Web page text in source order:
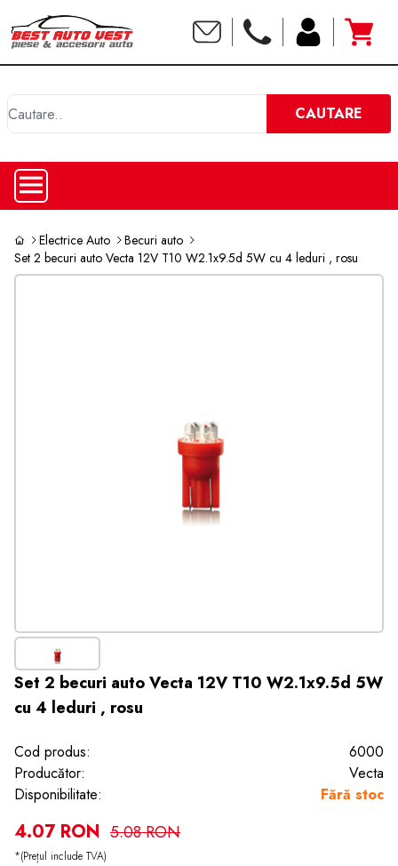
CAUTARE
Electrice Auto
Becuri auto
Set 2 becuri auto Vecta 12V T10 W2.1x9.5d 5W cu 4 leduri , rosu
Set 2 becuri auto Vecta 12V T10 W2.1x9.5d 5W
cu 4 leduri , rosu
Cod produs:
6000
Producător:
Vecta
Disponibilitate:
Fără stoc
4.07 RON 5.08 RON
*(Prețul include TVA)